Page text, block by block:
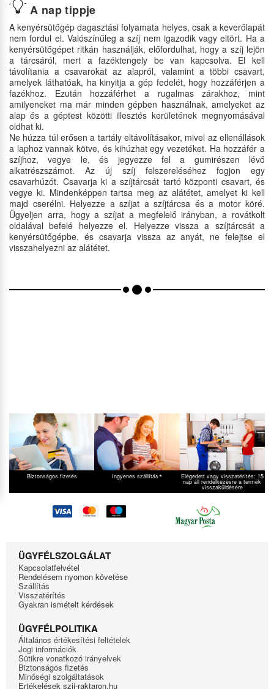
A nap tippje
A kenyérsütőgép dagasztási folyamata helyes, csak a keverőlapát
nem fordul el. Valószínűleg a szíj nem igazodik vagy eltört. Ha a
kenyérsütőgépet ritkán használják, előfordulhat, hogy a szíj lejön
a tárcsáról, mert a fazéktengely be van kapcsolva. El kell
távolítania a csavarokat az alapról, valamint a többi csavart,
amelyek láthatóak, ha kinyitja a gép fedelét, hogy hozzáférjen a
fazékhoz. Ezután hozzáférhet a rugalmas zárakhoz, mint
amilyeneket ma már minden gépben használnak, amelyeket az
alap és a géptest közötti illesztés kerületének megnyomásával
oldhat ki.
Ne húzza túl erősen a tartály eltávolításakor, mivel az ellenállások
a laphoz vannak kötve, és kihúzhat egy vezetéket. Ha hozzáfér a
szíjhoz, vegye le, és jegyezze fel a gumirészen lévő
alkatrészszámot. Az új szíj felszereléséhez fogjon egy
csavarhúzót. Csavarja ki a szíjtárcsát tartó központi csavart, és
vegye ki. Mindenképpen tartsa meg az alátétet, amelyet ki kell
majd cserélni. Helyezze a szíjat a szíjtárcsa és a motor köré.
Ügyeljen arra, hogy a szíjat a megfelelő irányban, a rovátkolt
oldalával befelé helyezze el. Helyezze vissza a szíjtárcsát a
kenyérsütőgépbe, és csavarja vissza az anyát, ne felejtse el
visszahelyezni az alátétet.
Biztonságos fizetés Ingyenes szállítás* Elégedett vagy visszatérítés: 15
nap áll rendelkezésre a termék
visszaküldésére
ÜGYFÉLSZOLGÁLAT
Kapcsolatfelvétel
Rendelésem nyomon követése
Szállítás
Visszatérítés
Gyakran ismételt kérdések
ÜGYFÉLPOLITIKA
Általános értékesítési feltételek
Jogi információk
Sütikre vonatkozó irányelvek
Biztonságos fizetés
Minőségi szolgáltatások
Ertékelések szij-raktaron.hu